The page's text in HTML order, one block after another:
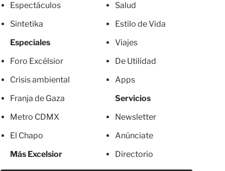
Espectáculos
Sintetika
Especiales
Foro Excélsior
Crisis ambiental
Franja de Gaza
Metro CDMX
El Chapo
Más Excelsior
Salud
Estilo de Vida
Viajes
De Utilidad
Apps
Servicios
Newsletter
Anúnciate
Directorio